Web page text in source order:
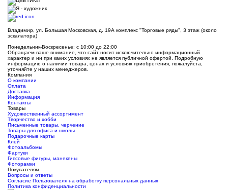
Владимир, ул. Большая Московская, д. 19А комплекс "Торговые ряды", 3 этаж (около
эскалатора)
Понедельник-Воскресенье: с 10:00 до 22:00
Обращаем ваше внимание, что сайт носит исключительно информационный
характер и ни при каких условиях не является публичной офертой. Подробную
информацию о наличии товара, ценах и условиях приобретения, пожалуйста,
уточняйте у наших менеджеров.
Компания
О компании
Оплата
Доставка
Информация
Контакты
Товары
Художественный ассортимент
Творчество и хобби
Письменные товары, черчение
Товары для офиса и школы
Подарочные карты
Клей
Фотоальбомы
Фартуки
Гипсовые фигуры, манекены
Фоторамки
Покупателям
Вопросы и ответы
Согласие Пользователя на обработку персональных данных
Политика конфиденциальности